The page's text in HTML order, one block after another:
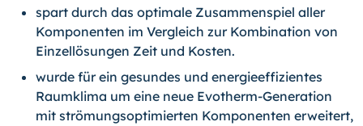
spart durch das optimale Zusammenspiel aller
Komponenten im Vergleich zur Kombination von
Einzellösungen Zeit und Kosten.
wurde für ein gesundes und energieeffizientes
Raumklima um eine neue Evotherm-Generation
mit strömungsoptimierten Komponenten erweitert,